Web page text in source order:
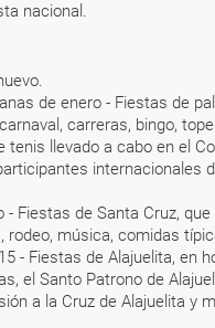
nacional.
de enero - Fiestas de
carreras, bingo,
tenis llevado a cabo en el
internacionales
- Fiestas de Santa Cruz,
rodeo, música, comidas
- Fiestas de Alajuelita, en
el Santo Patrono de
a la Cruz de Alajuelita y